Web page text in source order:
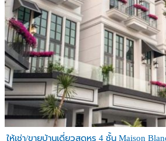
ให้เช่า/ขายบ้านเดี่ยวสุดหรู 4 ชั้น Maison